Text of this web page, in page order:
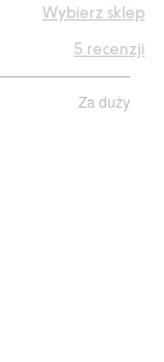
Wybierz sklep
Za duży
5 recenzji